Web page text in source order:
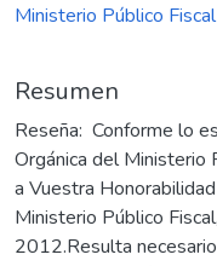
Ministerio Público
Resumen
Reseña: Conforme lo
Orgánica del
a Vuestra
Ministerio Público
2012.Resulta